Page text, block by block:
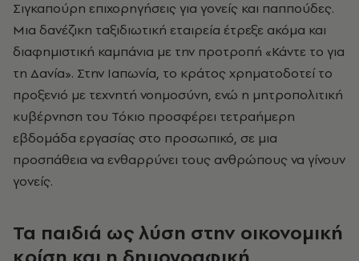
Σιγκαπούρη επιχορηγήσεις για γονείς και παππούδες.
Μια δανέζικη ταξιδιωτική εταιρεία έτρεξε ακόμα και
διαφημιστική καμπάνια με την προτροπή «Κάντε το για
τη Δανία». Στην Ιαπωνία, το κράτος χρηματοδοτεί το
προξενιό με τεχνητή νοημοσύνη, ενώ η μητροπολιτική
κυβέρνηση του Τόκιο προσφέρει τετραήμερη
εβδομάδα εργασίας στο προσωπικό, σε μια
προσπάθεια να ενθαρρύνει τους ανθρώπους να γίνουν
γονείς.
Τα παιδιά ως λύση στην οικονομική